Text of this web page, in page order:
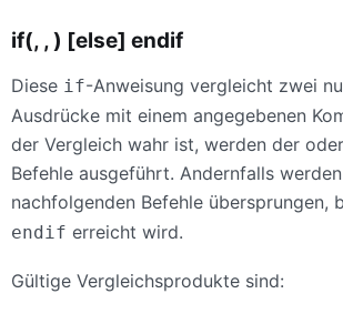
if(, , ) [else] endif
Diese if-Anweisung vergleicht zwei
Ausdrücke mit einem angegebenen
der Vergleich wahr ist, werden der
Befehle ausgeführt. Andernfalls
nachfolgenden Befehle übersprungen,
endif erreicht wird.
Gültige Vergleichsprodukte sind: